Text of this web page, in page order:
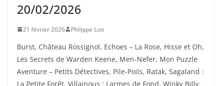
20/02/2026
21 février 2026 Philippe Liot
Burst, Château Rossignol, Echoes – La Rose, Hisse et Oh,
Les Secrets de Warden Keene, Men-Nefer, Mon Puzzle
Aventure – Petits Détectives, Pile-Poils, Ratak, Sagaland :
La Petite Forêt, Villainous : Larmes de Fond, Winky Billy,